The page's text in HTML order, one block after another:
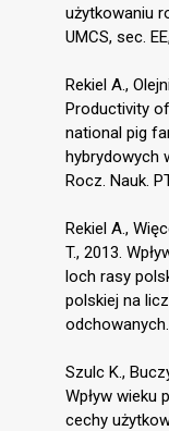
użytkowaniu
UMCS, sec.
Rekiel A.,
Productivity
national pig
hybrydowych
Rocz. Nauk.
Rekiel A.,
T., 2013.
loch rasy
polskiej na
Szulc K.,
Wpływ wieku
cechy